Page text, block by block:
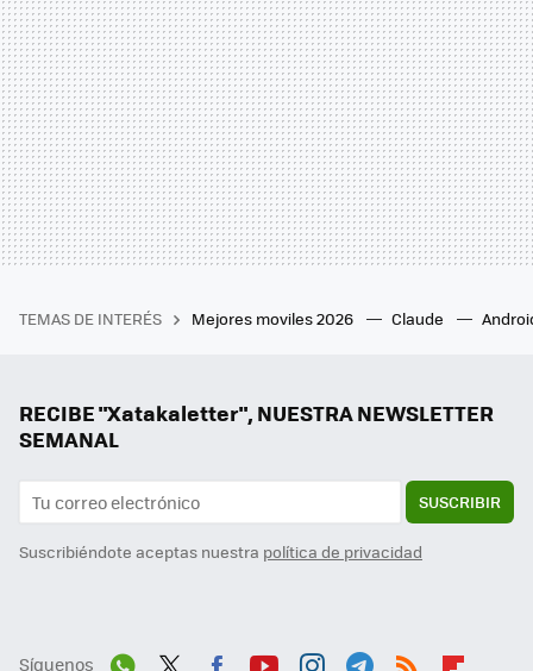
TEMAS DE INTERÉS Mejores moviles 2026 Claude
RECIBE "Xatakaletter", NUESTRA NEWSLETTER
SEMANAL
SUSCRIBIR
Suscribiéndote aceptas nuestra política de privacidad
Síguenos